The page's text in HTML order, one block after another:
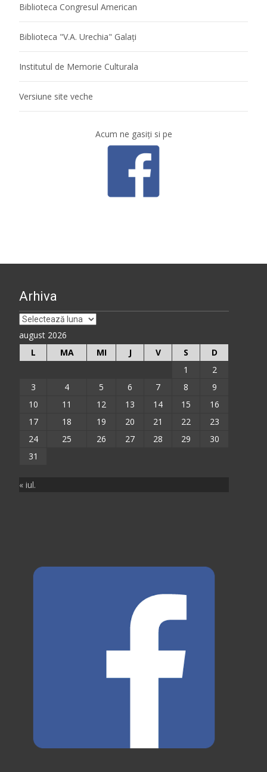
Biblioteca Congresul American
Biblioteca "V.A. Urechia" Galaţi
Institutul de Memorie Culturala
Versiune site veche
Acum ne gasiţi si pe
Arhiva
Arhiva
august 2026
L
MA MI J V S
D
1
2
3
4 5 6 7 8
9
10
11 12 13 14 15
16
17
18 19 20 21 22
23
24
25 26 27 28 29
30
31
« iul.